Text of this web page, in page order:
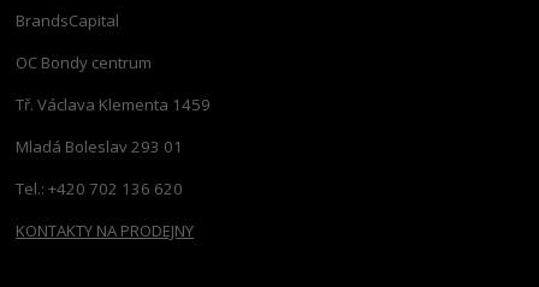
BrandsCapital
OC Bondy centrum
Tř. Václava Klementa 1459
Mladá Boleslav 293 01
Tel.: +420 702 136 620
KONTAKTY NA PRODEJNY